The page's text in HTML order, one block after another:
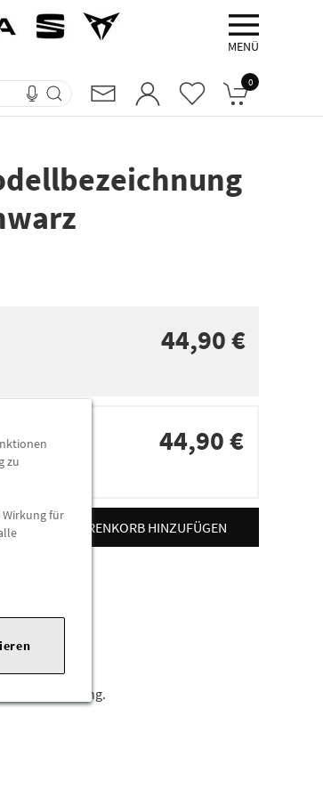
MENÜ
0
44,90 €
44,90 €
ZUM WARENKORB HINZUFÜGEN
Ausstrahlung.
zu
für